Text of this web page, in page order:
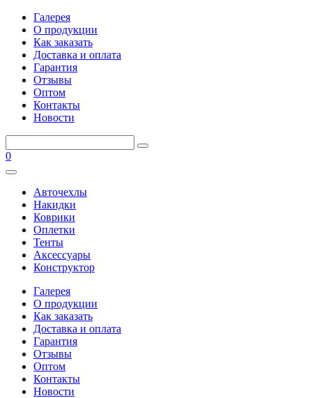
Галерея
О продукции
Как заказать
Доставка и оплата
Гарантия
Отзывы
Оптом
Контакты
Новости
0
Авточехлы
Накидки
Коврики
Оплетки
Тенты
Аксессуары
Конструктор
Галерея
О продукции
Как заказать
Доставка и оплата
Гарантия
Отзывы
Оптом
Контакты
Новости